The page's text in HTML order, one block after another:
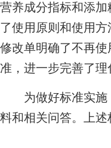
营养成分指标和添
了使用原则和使用
修改单明确了不再
准，进一步完善了
为做好标准实施
料和相关问答。上